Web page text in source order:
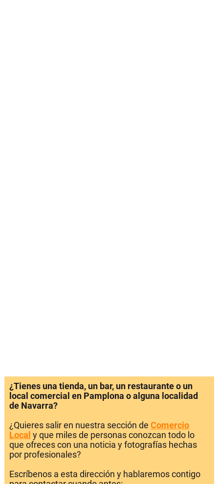
¿Tienes una tienda, un bar, un restaurante o un
local comercial en Pamplona o alguna localidad
de Navarra?
¿Quieres salir en nuestra sección de Comercio
Local y que miles de personas conozcan todo lo
que ofreces con una noticia y fotografías hechas
por profesionales?
Escríbenos a esta dirección y hablaremos contigo